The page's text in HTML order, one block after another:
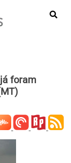
foram